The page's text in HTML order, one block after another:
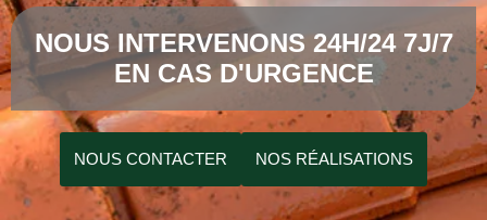
NOUS INTERVENONS 24H/24 7J/7
EN CAS D'URGENCE
NOUS CONTACTER NOS RÉALISATIONS